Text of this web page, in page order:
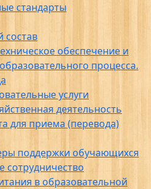
стандарты
состав
обеспечение и
процесса.
услуги
деятельность
для приема (перевода)
поддержки обучающихся
в образовательной